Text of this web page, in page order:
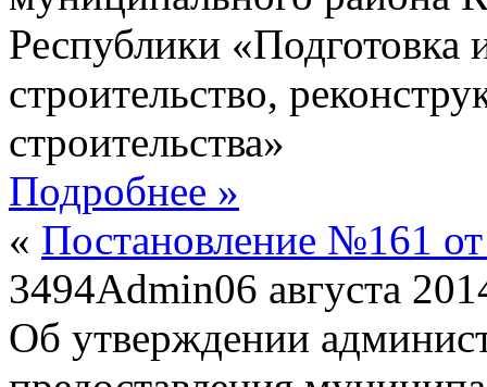
Республики «Подготовка
строительство,
строительства»
Подробнее »
« Постановление №161
3494Admin06 августа
Об утверждении